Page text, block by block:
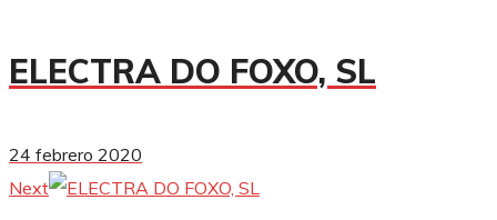
ELECTRA DO FOXO, SL
24 febrero 2020
Next